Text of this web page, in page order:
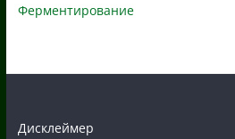
Ферментирование
Дисклеймер